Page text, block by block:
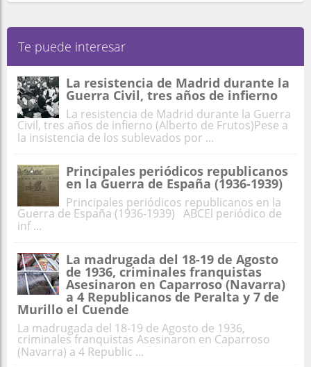
Te puede interesar
La resistencia de Madrid durante la
Guerra Civil, tres años de infierno
La resistencia de Madrid durante la Guerra
Civil, tres años de infierno (Alberto de Frutos)Pese a
la insistencia de los sublevados por ...
Principales periódicos republicanos
en la Guerra de España (1936-1939)
Principales periódicos republicanos en la
Guerra de España (1936-1939) ABCEl periódico de
inf ...
La madrugada del 18-19 de Agosto
de 1936, criminales franquistas
Asesinaron en Caparroso (Navarra)
a 4 Republicanos de Peralta y 7 de
Murillo el Cuende
La madrugada del 18-19 de Agosto de 1936,
criminales franquistas Asesinaron en Caparroso
(Navarra) a 4 Republic ...